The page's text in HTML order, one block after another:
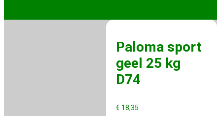
Paloma sport
geel 25 kg
D74
€ 18,35